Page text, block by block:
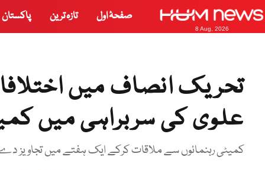
8 Aug, 2026
صفحۂ اول تازہ ترین پاکستان
تحریک انصاف میں
علوی کی سربراہی میں
کمیٹی رہنمائوں سے ملاقات کرکے ایک ہفتے میں تجاویز دے